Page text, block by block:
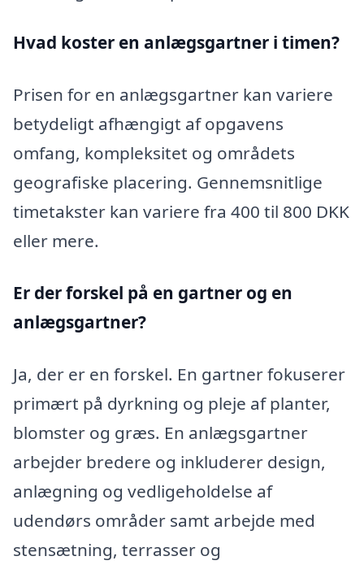
Hvad koster en anlægsgartner i timen?
Prisen for en anlægsgartner kan variere
betydeligt afhængigt af opgavens
omfang, kompleksitet og områdets
geografiske placering. Gennemsnitlige
timetakster kan variere fra 400 til 800 DKK
eller mere.
Er der forskel på en gartner og en
anlægsgartner?
Ja, der er en forskel. En gartner fokuserer
primært på dyrkning og pleje af planter,
blomster og græs. En anlægsgartner
arbejder bredere og inkluderer design,
anlægning og vedligeholdelse af
udendørs områder samt arbejde med
stensætning, terrasser og